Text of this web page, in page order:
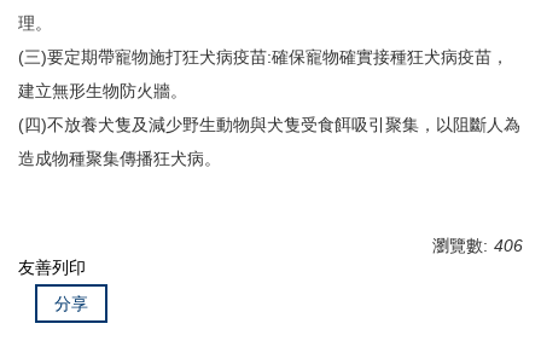
理。
(三)要定期帶寵物施打狂犬病疫苗:確保寵物確實接種狂犬病疫苗，
建立無形生物防火牆。
(四)不放養犬隻及減少野生動物與犬隻受食餌吸引聚集，以阻斷人為
造成物種聚集傳播狂犬病。
瀏覽數: 406
友善列印
分享